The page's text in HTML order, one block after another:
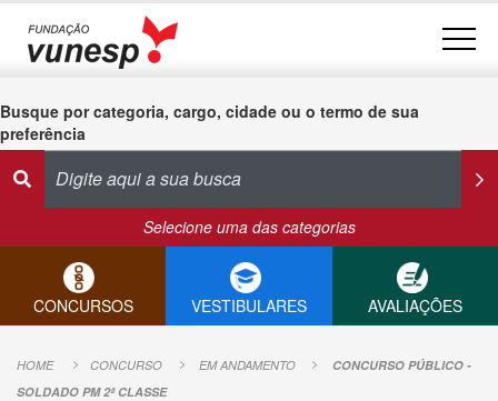
Busque por categoria, cargo, cidade ou o termo de sua
preferência
Selecione uma das categorias
CONCURSOS VESTIBULARES AVALIAÇÕES
HOME CONCURSO EM ANDAMENTO
CONCURSO PÚBLICO -
SOLDADO PM 2ª CLASSE